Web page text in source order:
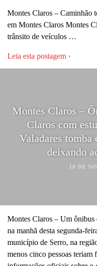
Montes Claros – Caminhão
em Montes Claros Montes
trânsito de veículos …
Leia esta postagem ›
Montes Claros –
Claros com
Valadares tomba
deixando
18 DE
Montes Claros – Um ônibus
na manhã desta segunda-
município de Serro, na
menos cinco pessoas teriam